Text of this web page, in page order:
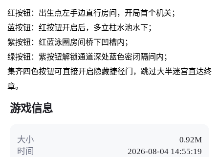
红按钮：出生点左手边直行房间，开局首个机关；
蓝按钮：红按钮开启后，多立柱水池水下；
紫按钮：红蓝泳圈房间桥下凹槽内；
绿按钮：紫按钮解锁通道深处蓝色密闭隔间内；
集齐四色按钮可直接开启隐藏捷径门，跳过大半迷宫直达终
章。
游戏信息
大小
0.92M
时间
2026-08-04 14:55:19